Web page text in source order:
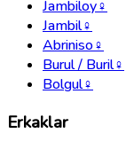
Jambiloy♀
Jambil♀
Abriniso♀
Burul / Buril♀
Bolgul♀
Erkaklar